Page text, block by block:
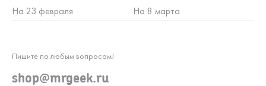
На 23 февраля
На 8 марта
Пишите по любым вопросам!
shop@mrgeek.ru